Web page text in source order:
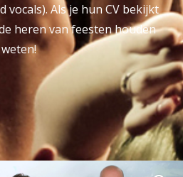
vocals). Als je hun CV bekijkt
heren van feesten houden